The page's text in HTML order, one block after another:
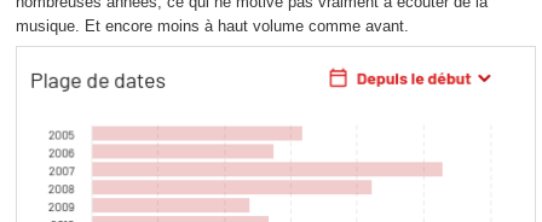
musique. Et encore moins à haut volume comme avant.